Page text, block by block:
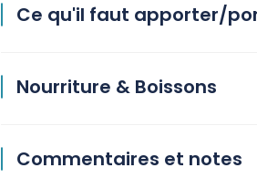
Ce qu'il faut apporter/
Nourriture & Boissons
Commentaires et notes